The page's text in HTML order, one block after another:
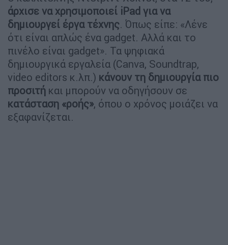
άρχισε να χρησιμοποιεί iPad για να
δημιουργεί έργα τέχνης. Όπως είπε: «Λένε
ότι είναι απλώς ένα gadget. Αλλά και το
πινέλο είναι gadget». Τα ψηφιακά
δημιουργικά εργαλεία (Canva, Soundtrap,
video editors κ.λπ.) κάνουν τη δημιουργία πιο
προσιτή και μπορούν να οδηγήσουν σε
κατάσταση «ροής», όπου ο χρόνος μοιάζει να
εξαφανίζεται.